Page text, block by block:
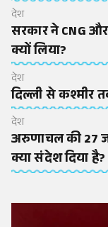
देश
सरकार ने CNG
क्यों लिया?
देश
दिल्ली से कश्मीर
देश
अरुणाचल की 27
क्या संदेश दिया है?